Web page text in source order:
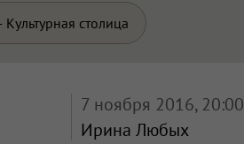
столица
7 ноября 2016, 20:00
Ирина Любых